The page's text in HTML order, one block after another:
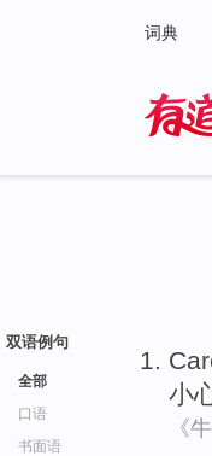
词典
双语例句
全部
口语
书面语
小
《